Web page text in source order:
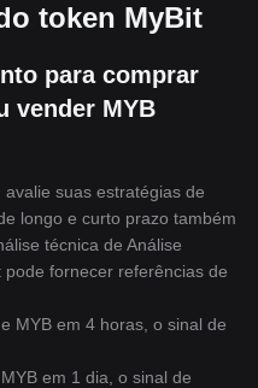
token MyBit
para comprar
vender MYB
suas estratégias de
longo e curto prazo também
técnica de Análise
fornecer referências de
MYB em 4 horas, o sinal de
em 1 dia, o sinal de